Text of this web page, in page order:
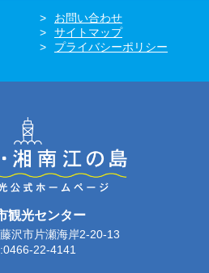
お問い合わせ
サイトマップ
プライバシーポリシー
観光センター
沢市片瀬海岸2-20-13
22-4141